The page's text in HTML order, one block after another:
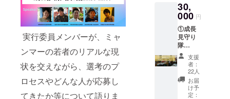
実行委員メンバーが、ミャ
ンマーの若者のリアルな現
状を交えながら、選考のプ
ロセスやどんな人が応募し
てきたか等について語りま
来まし
たら、
学生か
らの手
紙を添
えた活
動報告
書をご
登録い
ただい
たメー
ルアド
告書
（2022
年4月頃
から24
年4月ま
で年1回
予定）
④オン
ライン
活動報
告会へ
のご招
30,
000 円
①成長
見守り
隊
Facebo
okコ
ミュニ
ティへ
のご招
待 ②
支援
者：
22人
お届
け予
定：